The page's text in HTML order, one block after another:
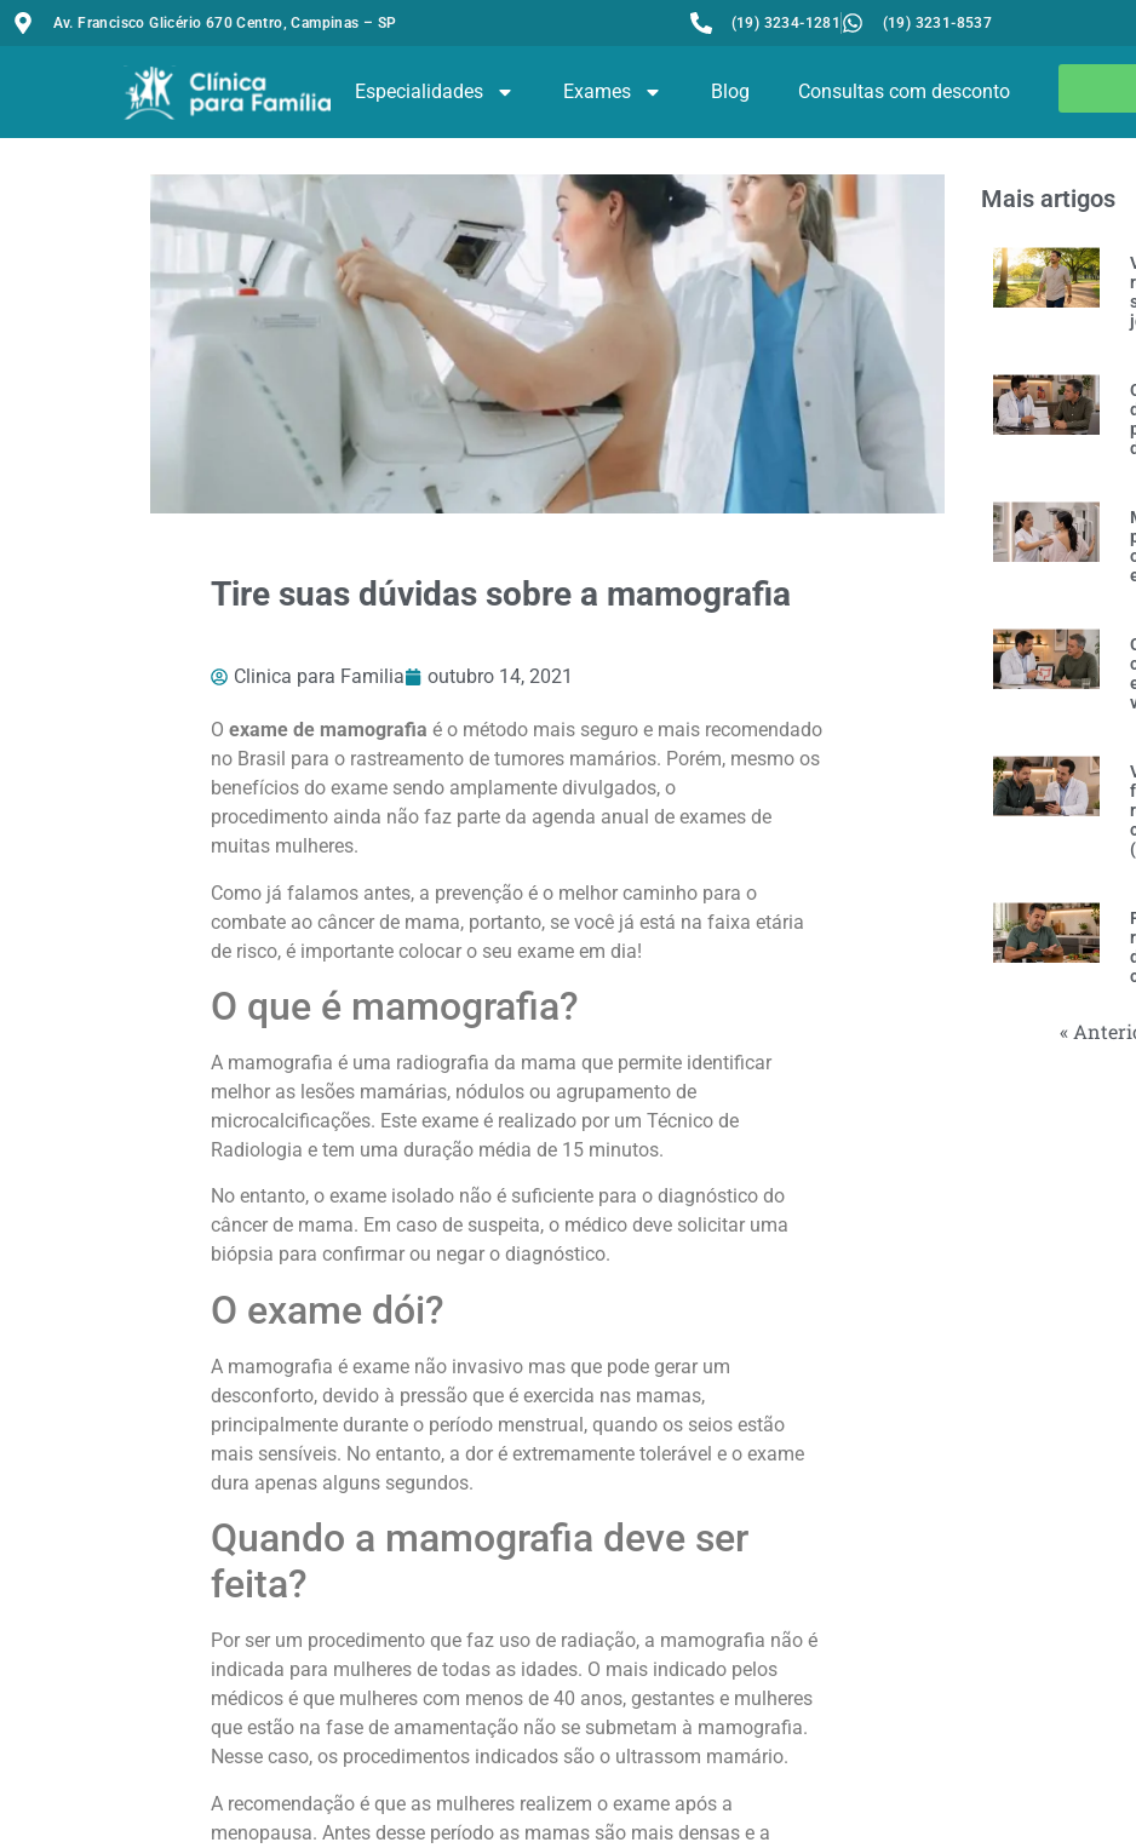
Av. Francisco Glicério 670 Centro, Campinas – SP (19) 3234-1281 (19) 3231-8537
Especialidades Exames Blog Consultas com desconto
Tire suas dúvidas sobre a mamografia
Clinica para Familia outubro 14, 2021
O exame de mamografia é o método mais seguro e mais recomendado
no Brasil para o rastreamento de tumores mamários. Porém, mesmo os
benefícios do exame sendo amplamente divulgados, o
procedimento ainda não faz parte da agenda anual de exames de
muitas mulheres.
Como já falamos antes, a prevenção é o melhor caminho para o
combate ao câncer de mama, portanto, se você já está na faixa etária
de risco, é importante colocar o seu exame em dia!
O que é mamografia?
A mamografia é uma radiografia da mama que permite identificar
melhor as lesões mamárias, nódulos ou agrupamento de
microcalcificações. Este exame é realizado por um Técnico de
Radiologia e tem uma duração média de 15 minutos.
No entanto, o exame isolado não é suficiente para o diagnóstico do
câncer de mama. Em caso de suspeita, o médico deve solicitar uma
biópsia para confirmar ou negar o diagnóstico.
O exame dói?
A mamografia é exame não invasivo mas que pode gerar um
desconforto, devido à pressão que é exercida nas mamas,
principalmente durante o período menstrual, quando os seios estão
mais sensíveis. No entanto, a dor é extremamente tolerável e o exame
dura apenas alguns segundos.
Quando a mamografia deve ser
feita?
Por ser um procedimento que faz uso de radiação, a mamografia não é
indicada para mulheres de todas as idades. O mais indicado pelos
médicos é que mulheres com menos de 40 anos, gestantes e mulheres
que estão na fase de amamentação não se submetam à mamografia.
Nesse caso, os procedimentos indicados são o ultrassom mamário.
A recomendação é que as mulheres realizem o exame após a
menopausa. Antes desse período as mamas são mais densas e a
Mais artigos
«